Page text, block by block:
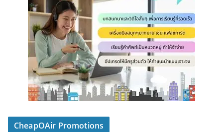
CheapOAir Promotions